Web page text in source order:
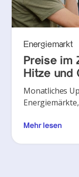
Energiemarkt
Preise im
Hitze und
Monatliches
Mehr lesen